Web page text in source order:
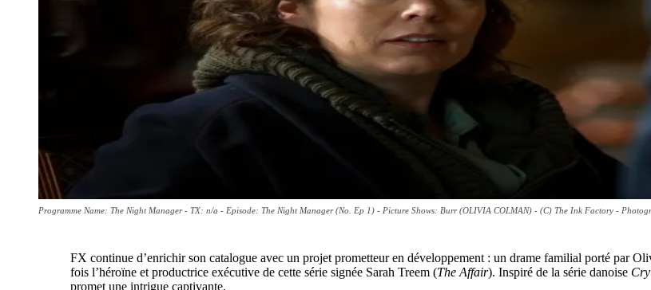
Programme Name: The Night Manager - TX: n/a - Episode: The Night Manager (No. Ep 1) - Picture Shows: Burr (OLIVIA COLMAN) - (C) The Ink Factory -
FX continue d’enrichir son catalogue avec un projet prometteur en développement : un drame familial porté par
fois l’héroïne et productrice exécutive de cette série signée Sarah Treem (The Affair). Inspiré de la série danoise
promet une intrigue captivante.